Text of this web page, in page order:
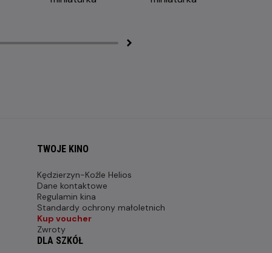
TWOJE KINO
Kędzierzyn-Koźle Helios
Dane kontaktowe
Regulamin kina
Standardy ochrony małoletnich
Kup voucher
Zwroty
DLA SZKÓŁ